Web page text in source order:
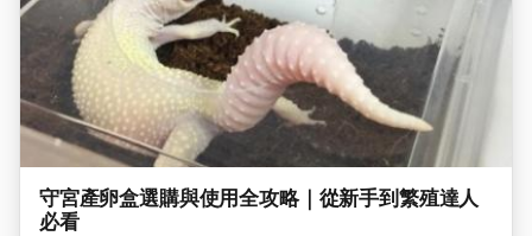
守宮產卵盒選購與使用全攻略｜從新手到繁殖達人
必看